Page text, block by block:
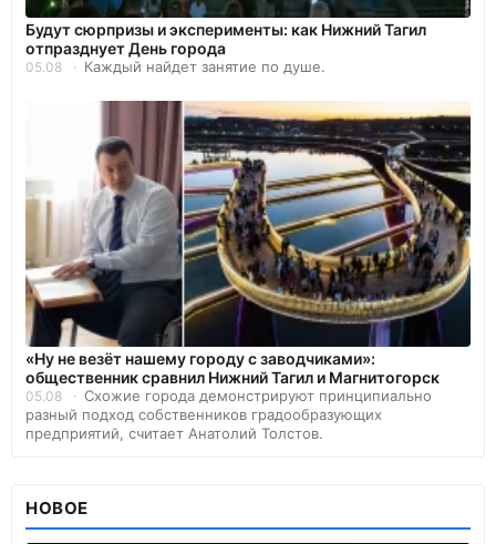
Будут сюрпризы и эксперименты: как Нижний Тагил
отпразднует День города
05.08 Каждый найдет занятие по душе.
«Ну не везёт нашему городу с заводчиками»:
общественник сравнил Нижний Тагил и Магнитогорск
05.08
Схожие города демонстрируют принципиально
разный подход собственников градообразующих
предприятий, считает Анатолий Толстов.
НОВОЕ